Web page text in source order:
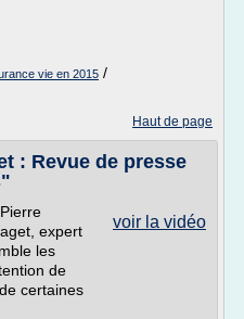
vie en 2015 /
Haut de page
: Revue de presse
voir la vidéo
expert
les
de
certaines